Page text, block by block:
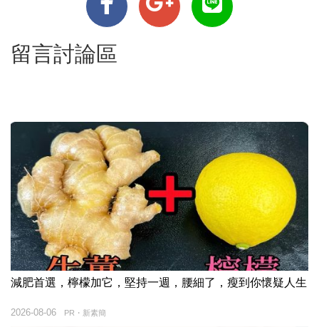
留言討論區
減肥首選，檸檬加它，堅持一週，腰細了，瘦到你懷疑人生
PR・新素簡
2026-08-06